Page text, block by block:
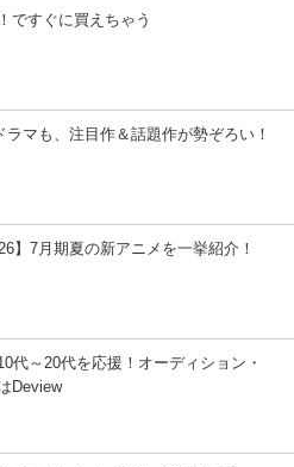
ですぐに買えちゃう
ラマも、注目作＆話題作が勢ぞろい！
】7月期夏の新アニメを一挙紹介！
代～20代を応援！オーディション・
Deview